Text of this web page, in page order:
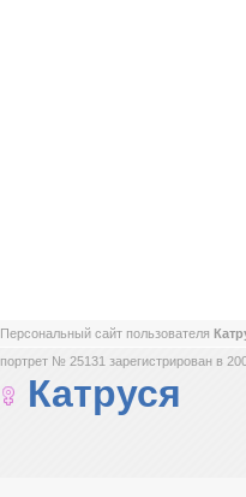
Персональный сайт пользователя
портрет № 25131 зарегистрирован в
Катруся